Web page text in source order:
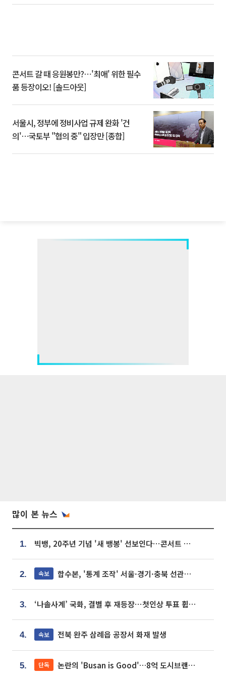
콘서트 갈 때 응원봉만?⋯'최애' 위한 필수
품 등장이오! [솔드아웃]
서울시, 정부에 정비사업 규제 완화 '건
의'⋯국토부 "협의 중" 입장만 [종합]
많이 본 뉴스
1. 빅뱅, 20주년 기념 '새 뱅봉' 선보인다⋯콘서트 앞두고 팝업 개최
2. 속보 합수본, '통계 조작' 서울·경기·충북 선관위 등 추가 압수수색
3. ‘나솔사계’ 국화, 결별 후 재등장⋯첫인상 투표 휩쓸고 ‘인기녀’ 등극
4. 속보 전북 완주 삼례읍 공장서 화재 발생
5. 단독 논란의 'Busan is Good'…8억 도시브랜드, 용산 대통령실 CI 업체가 수행